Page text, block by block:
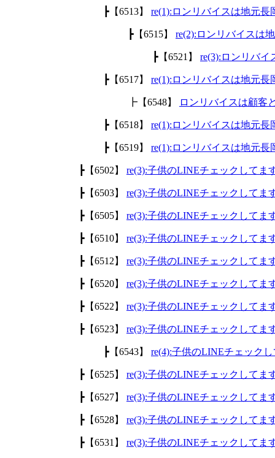
┣【6513】 re(1):ロンリバイスは地元
┣【6515】 re(2):ロンリバイスは
┣【6521】 re(3):ロンリバ
┣【6517】 re(1):ロンリバイスは地元
┣【6548】 ロンリバイスは顧客
┣【6518】 re(1):ロンリバイスは地元
┣【6519】 re(1):ロンリバイスは地元
┣【6502】 re(3):子供のLINEチェックしてま
┣【6503】 re(3):子供のLINEチェックしてま
┣【6505】 re(3):子供のLINEチェックしてま
┣【6510】 re(3):子供のLINEチェックしてま
┣【6512】 re(3):子供のLINEチェックしてま
┣【6520】 re(3):子供のLINEチェックしてま
┣【6522】 re(3):子供のLINEチェックしてま
┣【6523】 re(3):子供のLINEチェックしてま
┣【6543】 re(4):子供のLINEチェック
┣【6525】 re(3):子供のLINEチェックしてま
┣【6527】 re(3):子供のLINEチェックしてま
┣【6528】 re(3):子供のLINEチェックしてま
┣【6531】 re(3):子供のLINEチェックしてま